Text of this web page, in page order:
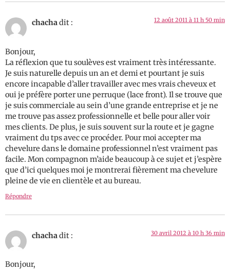
chachadit : 12 août 2011 à 11 h 50 min
Bonjour,
La réflexion que tu soulèves est vraiment très intéressante.
Je suis naturelle depuis un an et demi et pourtant je suis
encore incapable d’aller travailler avec mes vrais cheveux et
oui je préfère porter une perruque (lace front). Il se trouve que
je suis commerciale au sein d’une grande entreprise et je ne
me trouve pas assez professionnelle et belle pour aller voir
mes clients. De plus, je suis souvent sur la route et je gagne
vraiment du tps avec ce procéder. Pour moi accepter ma
chevelure dans le domaine professionnel n’est vraiment pas
facile. Mon compagnon m’aide beaucoup à ce sujet et j’espère
que d’ici quelques moi je montrerai fièrement ma chevelure
pleine de vie en clientèle et au bureau.
Répondre
chachadit : 30 avril 2012 à 10 h 36 min
Bonjour,